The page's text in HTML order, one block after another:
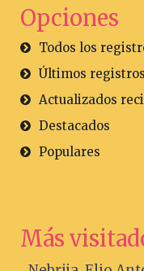
Opciones
Todos los
Últimos
Actualizados
Destacados
Populares
Más